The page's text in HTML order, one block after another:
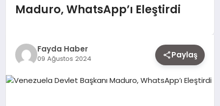
TEKNOLOJI
EKONOMI
Maduro, WhatsApp’ı Eleştirdi
Fayda Haber
09 Ağustos 2024 Paylaş